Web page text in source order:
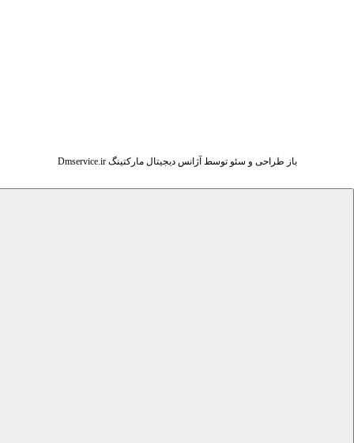
باز طراحی و سئو توسط آژانس دیجیتال مارکتینگ Dmservice.ir